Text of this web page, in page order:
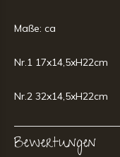
Maße: ca
Nr.1 17x14,5xH22cm
Nr.2 32x14,5xH22cm
Bewertungen